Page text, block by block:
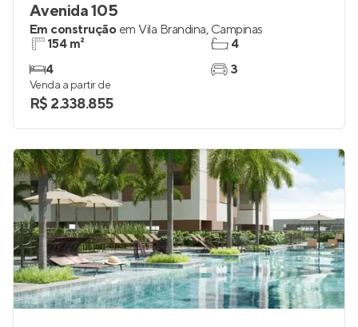
Avenida 105
Em construção em Vila Brandina, Campinas
154 m²
4
4
3
Venda a partir de
R$ 2.338.855